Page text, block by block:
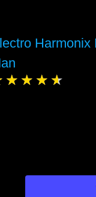
Harmonix